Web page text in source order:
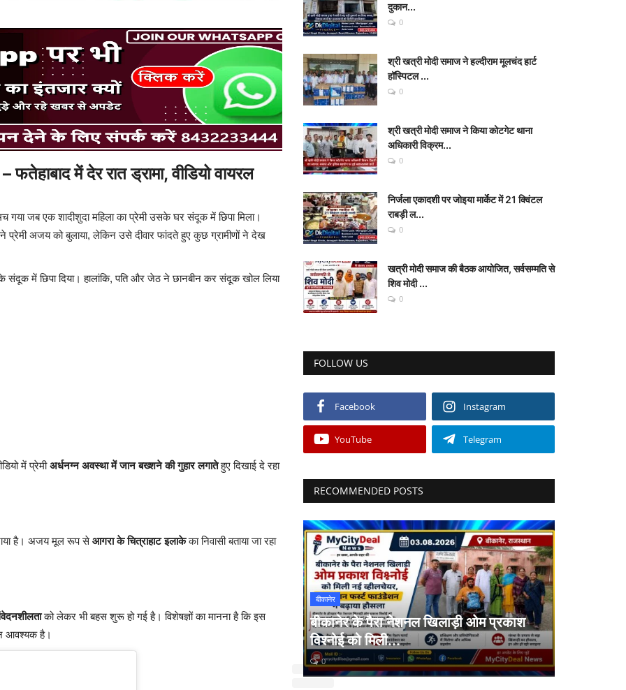
में देर रात ड्रामा, वीडियो वायरल
जब एक शादीशुदा महिला का प्रेमी उसके घर संदूक में छिपा मिला।
प्रेमी अजय को बुलाया, लेकिन उसे दीवार फांदते हुए कुछ ग्रामीणों ने देख
संदूक में छिपा दिया। हालांकि, पति और जेठ ने छानबीन कर संदूक खोल लिया
में प्रेमीअर्धनग्न अवस्था में जान बख्शने की गुहार लगातेहुए दिखाई दे रहा
है। अजय मूल रूप सेआगरा के चित्राहाट इलाकेका निवासी बताया जा रहा
को लेकर भी बहस शुरू हो गई है। विशेषज्ञों का मानना है कि इस
आवश्यक है।
दुकान...
0
श्री खत्री मोदी समाज ने हल्दीराम मूलचंद हार्ट
हॉस्पिटल ...
0
श्री खत्री मोदी समाज ने किया कोटगेट थाना
अधिकारी विक्रम...
0
निर्जला एकादशी पर जोइया मार्केट में 21 क्विंटल
राबड़ी ल...
0
खत्री मोदी समाज की बैठक आयोजित, सर्वसम्मति से
शिव मोदी ...
0
FOLLOW US
Facebook Instagram
YouTube Telegram
RECOMMENDED POSTS
बीकानेर
बीकानेर के पैरा नेशनल खिलाड़ी ओम प्रकाश
विश्नोई को मिली...
0